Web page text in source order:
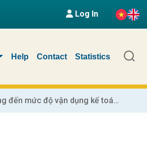
Log In
Help Contact Statistics
Các nhân tố ảnh hưởng đến mức độ vận dụng kế toán chi phí dòng nguyên vật liệu tại các doanh nghiệp sản xuất xi măng Việt Nam